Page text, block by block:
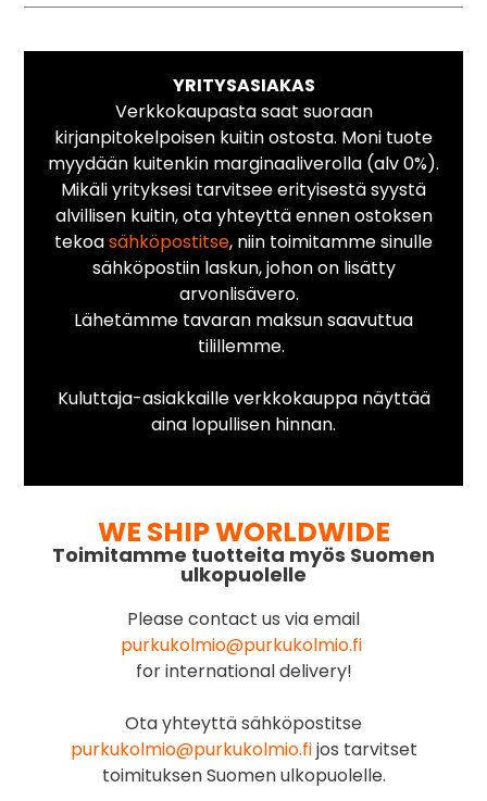
YRITYSASIAKAS
Verkkokaupasta saat suoraan
kirjanpitokelpoisen kuitin ostosta. Moni tuote
myydään kuitenkin marginaaliverolla (alv 0%).
Mikäli yrityksesi tarvitsee erityisestä syystä
alvillisen kuitin, ota yhteyttä ennen ostoksen
tekoasähköpostitse, niin toimitamme sinulle
sähköpostiin laskun, johon on lisätty
arvonlisävero.
Lähetämme tavaran maksun saavuttua
tilillemme.
Kuluttaja-asiakkaille verkkokauppa näyttää
aina lopullisen hinnan.
WE SHIP WORLDWIDE
Toimitamme tuotteita myös Suomen
ulkopuolelle
Please contact us via email
purkukolmio@purkukolmio.fi
for international delivery!
Ota yhteyttä sähköpostitse
purkukolmio@purkukolmio.fijos tarvitset
toimituksen Suomen ulkopuolelle.